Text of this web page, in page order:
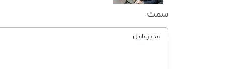
سمت
مدیرعامل